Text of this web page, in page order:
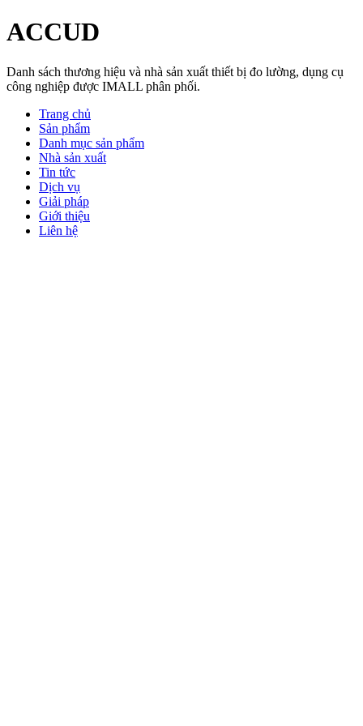
ACCUD
Danh sách thương hiệu và nhà sản xuất thiết bị đo lường, dụng cụ
công nghiệp được IMALL phân phối.
Trang chủ
Sản phẩm
Danh mục sản phẩm
Nhà sản xuất
Tin tức
Dịch vụ
Giải pháp
Giới thiệu
Liên hệ